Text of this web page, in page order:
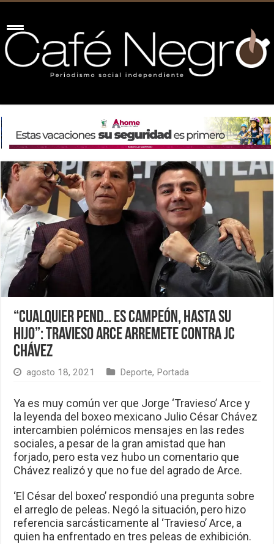
“Cualquier pend… es campeón, hasta su
hijo”: Travieso Arce arremete contra JC
Chávez
agosto 18, 2021 Deporte, Portada
Ya es muy común ver que Jorge ‘Travieso’ Arce y
la leyenda del boxeo mexicano Julio César Chávez
intercambien polémicos mensajes en las redes
sociales, a pesar de la gran amistad que han
forjado, pero esta vez hubo un comentario que
Chávez realizó y que no fue del agrado de Arce.
‘El César del boxeo’ respondió una pregunta sobre
el arreglo de peleas. Negó la situación, pero hizo
referencia sarcásticamente al ‘Travieso’ Arce, a
quien ha enfrentado en tres peleas de exhibición.